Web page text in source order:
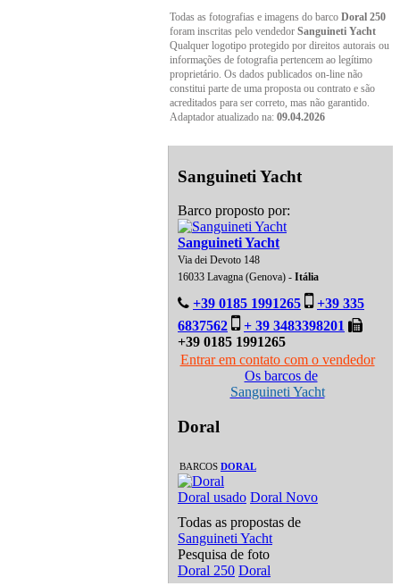
Todas as fotografias e imagens do barco Doral 250
foram inscritas pelo vendedor Sanguineti Yacht
Qualquer logotipo protegido por direitos autorais ou
informações de fotografia pertencem ao legítimo
proprietário. Os dados publicados on-line não
constitui parte de uma proposta ou contrato e são
acreditados para ser correto, mas não garantido.
Adaptador atualizado na: 09.04.2026
Sanguineti Yacht
Barco proposto por:
Sanguineti Yacht
Via dei Devoto 148
16033 Lavagna (Genova) - Itália
+39 0185 1991265
+39 335
6837562
+ 39 3483398201
+39 0185 1991265
Entrar em contato com o vendedor
Os barcos de
Sanguineti Yacht
Doral
BARCOS DORAL
Doral usado Doral Novo
Todas as propostas de
Sanguineti Yacht
Pesquisa de foto
Doral 250 Doral